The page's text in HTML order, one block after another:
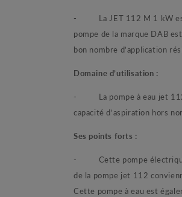
- La JET 112 M 1 kW est
pompe de la marque DAB
bon nombre d’application
Domaine d’utilisation :
- La pompe à eau jet 112
capacité d’aspiration hors
Ses points forts :
- Cette pompe électrique
de la pompe jet 112
Cette pompe à eau est